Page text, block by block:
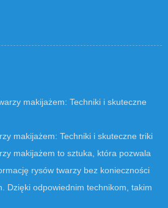
makijażem: Techniki i skuteczne triki
makijażem to sztuka, która pozwala
rysów twarzy bez konieczności
Dzięki odpowiednim technikom, takim